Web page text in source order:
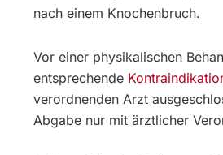
nach einem Knochenbruch.
Vor einer physikalischen
entsprechende
verordnenden Arzt
Abgabe nur mit ärztlicher